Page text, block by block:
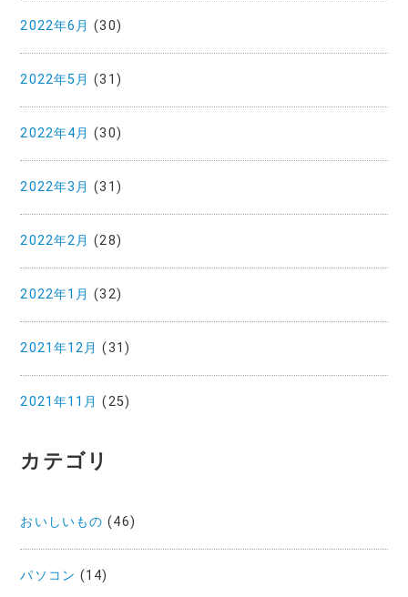
2022年6月 (30)
2022年5月 (31)
2022年4月 (30)
2022年3月 (31)
2022年2月 (28)
2022年1月 (32)
2021年12月 (31)
2021年11月 (25)
カテゴリ
おいしいもの (46)
パソコン (14)